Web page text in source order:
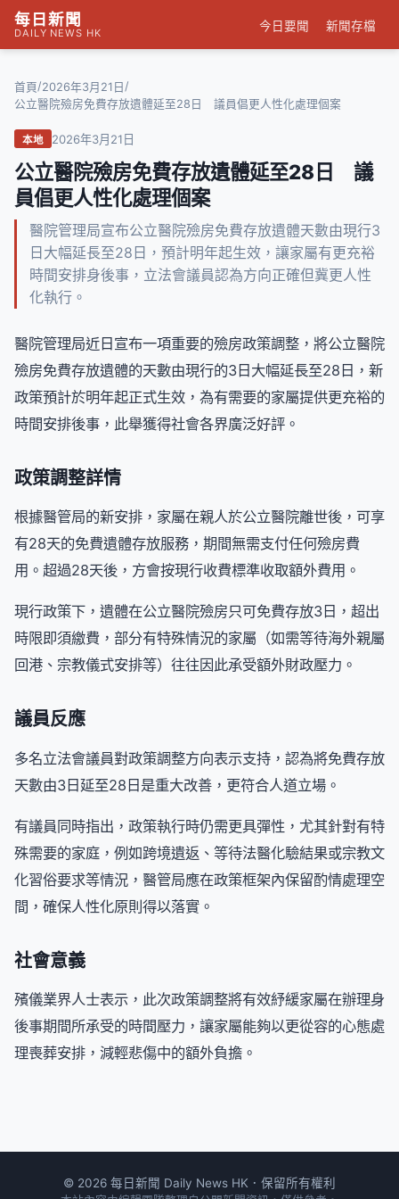
每日新聞
DAILY NEWS HK
今日要聞 新聞存檔
首頁/2026年3月21日 /
公立醫院殮房免費存放遺體延至28日 議員倡更人性化處理個案
本地 2026年3月21日
公立醫院殮房免費存放遺體延至28日 議
員倡更人性化處理個案
醫院管理局宣布公立醫院殮房免費存放遺體天數由現行3
日大幅延長至28日，預計明年起生效，讓家屬有更充裕
時間安排身後事，立法會議員認為方向正確但冀更人性
化執行。
醫院管理局近日宣布一項重要的殮房政策調整，將公立醫院
殮房免費存放遺體的天數由現行的3日大幅延長至28日，新
政策預計於明年起正式生效，為有需要的家屬提供更充裕的
時間安排後事，此舉獲得社會各界廣泛好評。
政策調整詳情
根據醫管局的新安排，家屬在親人於公立醫院離世後，可享
有28天的免費遺體存放服務，期間無需支付任何殮房費
用。超過28天後，方會按現行收費標準收取額外費用。
現行政策下，遺體在公立醫院殮房只可免費存放3日，超出
時限即須繳費，部分有特殊情況的家屬（如需等待海外親屬
回港、宗教儀式安排等）往往因此承受額外財政壓力。
議員反應
多名立法會議員對政策調整方向表示支持，認為將免費存放
天數由3日延至28日是重大改善，更符合人道立場。
有議員同時指出，政策執行時仍需更具彈性，尤其針對有特
殊需要的家庭，例如跨境遺返、等待法醫化驗結果或宗教文
化習俗要求等情況，醫管局應在政策框架內保留酌情處理空
間，確保人性化原則得以落實。
社會意義
殯儀業界人士表示，此次政策調整將有效紓緩家屬在辦理身
後事期間所承受的時間壓力，讓家屬能夠以更從容的心態處
理喪葬安排，減輕悲傷中的額外負擔。
© 2026 每日新聞 Daily News HK．保留所有權利